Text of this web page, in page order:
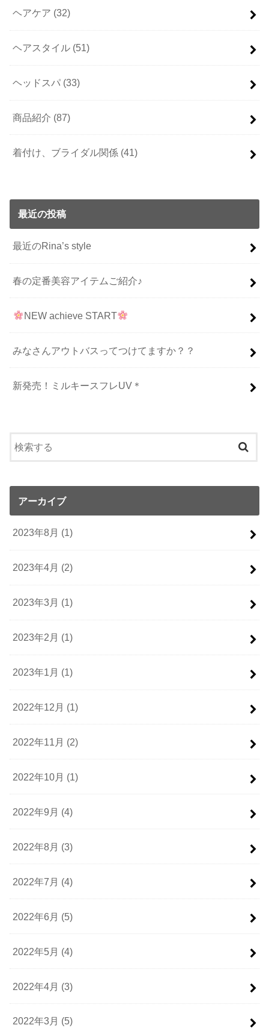
ヘアケア (32)
ヘアスタイル (51)
ヘッドスパ (33)
商品紹介 (87)
着付け、ブライダル関係 (41)
最近の投稿
最近のRina’s style
春の定番美容アイテムご紹介♪
NEW achieve START
みなさんアウトバスってつけてますか？？
新発売！ミルキースフレUV＊
アーカイブ
2023年8月 (1)
2023年4月 (2)
2023年3月 (1)
2023年2月 (1)
2023年1月 (1)
2022年12月 (1)
2022年11月 (2)
2022年10月 (1)
2022年9月 (4)
2022年8月 (3)
2022年7月 (4)
2022年6月 (5)
2022年5月 (4)
2022年4月 (3)
2022年3月 (5)